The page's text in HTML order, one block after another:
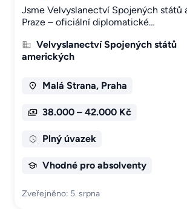
Jsme Velvyslanectví Spojených států
Praze – oficiální diplomatické…
Velvyslanectví Spojených států
amerických
Malá Strana, Praha
38.000 – 42.000 Kč
Plný úvazek
Vhodné pro absolventy
Zveřejněno: 5. srpna